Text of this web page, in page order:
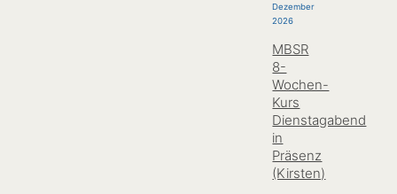
Dezember
2026
MBSR
8-
Wochen-
Kurs
Dienstagabend
in
Präsenz
(Kirsten)